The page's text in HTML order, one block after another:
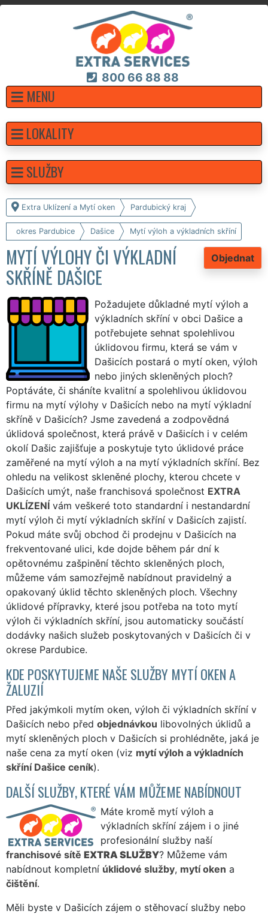
800 66 88 88
MENU
Extra Uklízení a Mytí oken Pardubický kraj
okres Pardubice Dašice Mytí výloh a výkladních skříní
Objednat
MYTÍ VÝLOHY ČI VÝKLADNÍ
SKŘÍNĚ DAŠICE
Požadujete důkladné mytí výloh a
výkladních skříní v obci Dašice a
potřebujete sehnat spolehlivou
úklidovou firmu, která se vám v
Dašicích postará o mytí oken, výloh
nebo jiných skleněných ploch?
Poptáváte, či sháníte kvalitní a spolehlivou úklidovou
firmu na mytí výlohy v Dašicích nebo na mytí výkladní
skříně v Dašicích? Jsme zavedená a zodpovědná
úklidová společnost, která právě v Dašicích i v celém
okolí Dašic zajišťuje a poskytuje tyto úklidové práce
zaměřené na mytí výloh a na mytí výkladních skříní. Bez
ohledu na velikost skleněné plochy, kterou chcete v
Dašicích umýt, naše franchisová společnost EXTRA
UKLÍZENÍ vám veškeré toto standardní i nestandardní
mytí výloh či mytí výkladních skříní v Dašicích zajistí.
Pokud máte svůj obchod či prodejnu v Dašicích na
frekventované ulici, kde dojde během pár dní k
opětovnému zašpinění těchto skleněných ploch,
můžeme vám samozřejmě nabídnout pravidelný a
opakovaný úklid těchto skleněných ploch. Všechny
úklidové přípravky, které jsou potřeba na toto mytí
výloh či výkladních skříní, jsou automaticky součástí
dodávky našich služeb poskytovaných v Dašicích či v
okrese Pardubice.
KDE POSKYTUJEME NAŠE SLUŽBY MYTÍ OKEN A
ŽALUZIÍ
Před jakýmkoli mytím oken, výloh či výkladních skříní v
Dašicích nebo před objednávkou libovolných úklidů a
mytí skleněných ploch v Dašicích si prohlédněte, jaká je
naše cena za mytí oken (viz mytí výloh a výkladních
skříní Dašice ceník).
DALŠÍ SLUŽBY, KTERÉ VÁM MŮŽEME NABÍDNOUT
Máte kromě mytí výloh a
výkladních skříní zájem i o jiné
profesionální služby naší
franchisové sítě EXTRA SLUŽBY? Můžeme vám
nabídnout kompletní úklidové služby, mytí oken a
čištění.
Měli byste v Dašicích zájem o stěhovací služby nebo
LOKALITY
SLUŽBY